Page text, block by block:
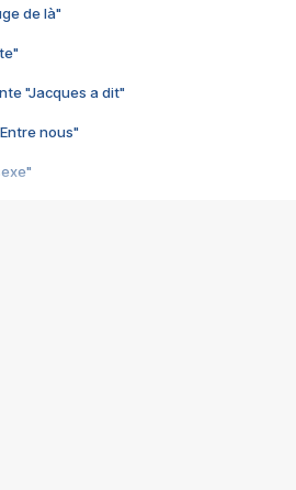
de là"
"Jacques a dit"
nous"